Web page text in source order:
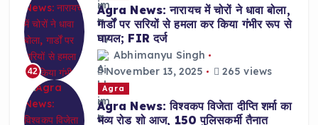
42
Agra News: नारायच में चोरों ने धावा बोला,
गार्डों पर सरियों से हमला कर किया गंभीर रूप से
घायल; FIR दर्ज
Abhimanyu Singh
November 13, 2025
265 views
Agra
Agra News: विश्वकप विजेता दीप्ति शर्मा का
भव्य रोड शो आज, 150 पुलिसकर्मी तैनात